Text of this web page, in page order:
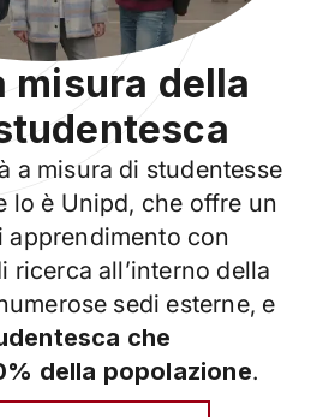
misura della
a misura di studentesse
lo è Unipd, che offre un
con
ricerca all’interno della
sedi esterne, e
che
della popolazione.